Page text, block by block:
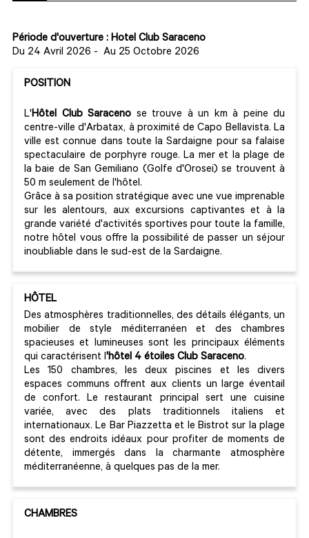
Période d'ouverture : Hotel Club Saraceno
Du 24 Avril 2026 - Au 25 Octobre 2026
POSITION
L'Hôtel Club Saraceno se trouve à un km à peine du
centre-ville d'Arbatax, à proximité de Capo Bellavista. La
ville est connue dans toute la Sardaigne pour sa falaise
spectaculaire de porphyre rouge. La mer et la plage de
la baie de San Gemiliano (Golfe d'Orosei) se trouvent à
50 m seulement de l'hôtel.
Grâce à sa position stratégique avec une vue imprenable
sur les alentours, aux excursions captivantes et à la
grande variété d'activités sportives pour toute la famille,
notre hôtel vous offre la possibilité de passer un séjour
inoubliable dans le sud-est de la Sardaigne.
HÔTEL
Des atmosphères traditionnelles, des détails élégants, un
mobilier de style méditerranéen et des chambres
spacieuses et lumineuses sont les principaux éléments
qui caractérisent l'hôtel 4 étoiles Club Saraceno.
Les 150 chambres, les deux piscines et les divers
espaces communs offrent aux clients un large éventail
de confort. Le restaurant principal sert une cuisine
variée, avec des plats traditionnels italiens et
internationaux. Le Bar Piazzetta et le Bistrot sur la plage
sont des endroits idéaux pour profiter de moments de
détente, immergés dans la charmante atmosphère
méditerranéenne, à quelques pas de la mer.
CHAMBRES